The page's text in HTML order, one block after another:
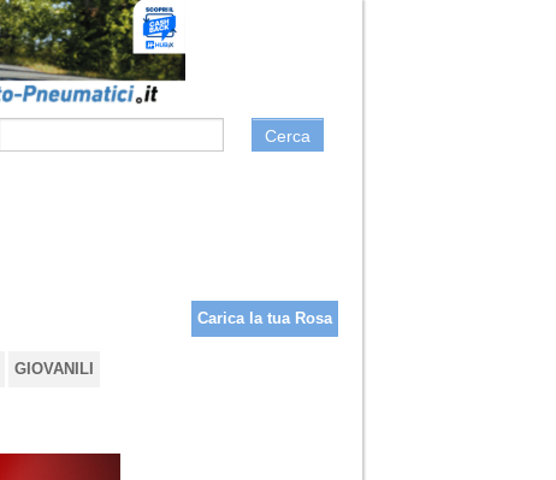
Cerca
Carica la tua Rosa
GIOVANILI